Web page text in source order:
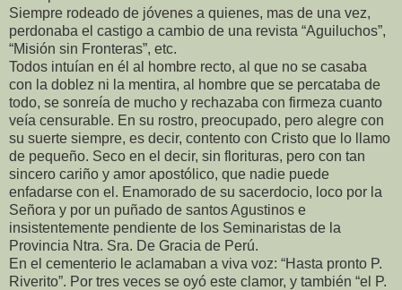
Siempre rodeado de jóvenes a quienes, mas de una vez,
perdonaba el castigo a cambio de una revista “Aguiluchos”,
“Misión sin Fronteras”, etc.
Todos intuían en él al hombre recto, al que no se casaba
con la doblez ni la mentira, al hombre que se percataba de
todo, se sonreía de mucho y rechazaba con firmeza cuanto
veía censurable. En su rostro, preocupado, pero alegre con
su suerte siempre, es decir, contento con Cristo que lo llamo
de pequeño. Seco en el decir, sin florituras, pero con tan
sincero cariño y amor apostólico, que nadie puede
enfadarse con el. Enamorado de su sacerdocio, loco por la
Señora y por un puñado de santos Agustinos e
insistentemente pendiente de los Seminaristas de la
Provincia Ntra. Sra. De Gracia de Perú.
En el cementerio le aclamaban a viva voz: “Hasta pronto P.
Riverito”. Por tres veces se oyó este clamor, y también “el P.